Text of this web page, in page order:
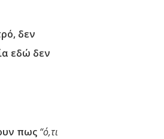
δεν
εδώ δεν
πως “ό,τι